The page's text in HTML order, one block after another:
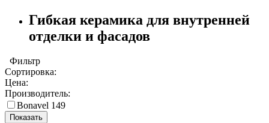
Гибкая керамика для внутренней
отделки и фасадов
Фильтр
Сортировка:
Цена:
Производитель:
Bonavel 149
Показать